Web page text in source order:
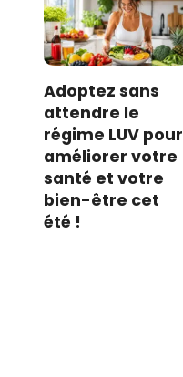
Adoptez sans
attendre le
régime LUV pour
améliorer votre
santé et votre
bien-être cet
été !